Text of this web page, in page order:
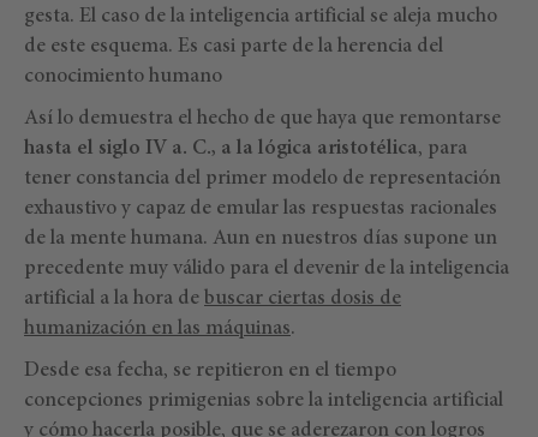
gesta. El caso de la inteligencia artificial se aleja mucho
de este esquema. Es casi parte de la herencia del
conocimiento humano
Así lo demuestra el hecho de que haya que remontarse
hasta el siglo IV a. C., a la lógica aristotélica, para
tener constancia del primer modelo de representación
exhaustivo y capaz de emular las respuestas racionales
de la mente humana. Aun en nuestros días supone un
precedente muy válido para el devenir de la inteligencia
artificial a la hora de buscar ciertas dosis de
humanización en las máquinas.
Desde esa fecha, se repitieron en el tiempo
concepciones primigenias sobre la inteligencia artificial
y cómo hacerla posible, que se aderezaron con logros